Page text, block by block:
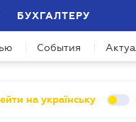
БУХГАЛТЕРУ
События
на українську